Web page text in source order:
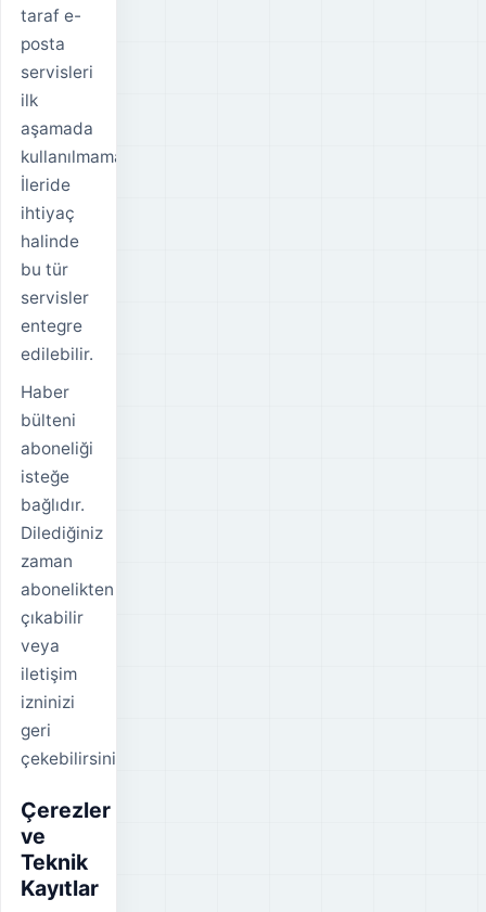
taraf e-
posta
servisleri
ilk
aşamada
kullanılmamaktadır.
İleride
ihtiyaç
halinde
bu tür
servisler
entegre
edilebilir.
Haber
bülteni
aboneliği
isteğe
bağlıdır.
Dilediğiniz
zaman
abonelikten
çıkabilir
veya
iletişim
izninizi
geri
çekebilirsiniz.
Çerezler
ve
Teknik
Kayıtlar